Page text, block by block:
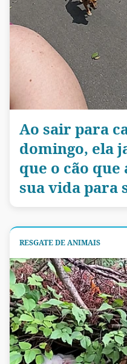
Ao sair para
domingo, ela
que o cão
sua vida para
RESGATE DE ANIMAIS